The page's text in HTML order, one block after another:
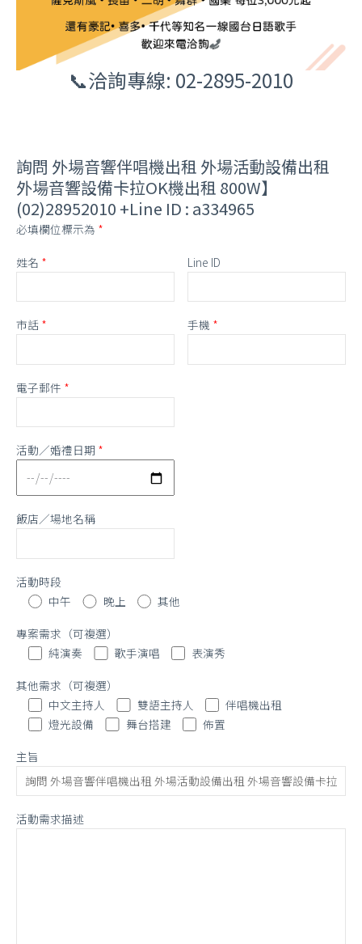
📞洽詢專線: 02-2895-2010
詢問 外場音響伴唱機出租 外場活動設備出租
外場音響設備卡拉OK機出租 800W】
(02)28952010 +Line ID : a334965
必填欄位標示為 *
姓名 *
市話 *
電子郵件 *
活動／婚禮日期 *
飯店／場地名稱
Line ID
手機 *
活動時段
中午
晚上
其他
專案需求（可複選）
純演奏
歌手演唱
表演秀
其他需求（可複選）
中文主持人
雙語主持人
伴唱機出租
燈光設備
舞台搭建
佈置
主旨
活動需求描述